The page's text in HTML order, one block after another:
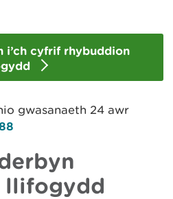
i’ch cyfrif rhybuddion
gwasanaeth 24 awr
llifogydd